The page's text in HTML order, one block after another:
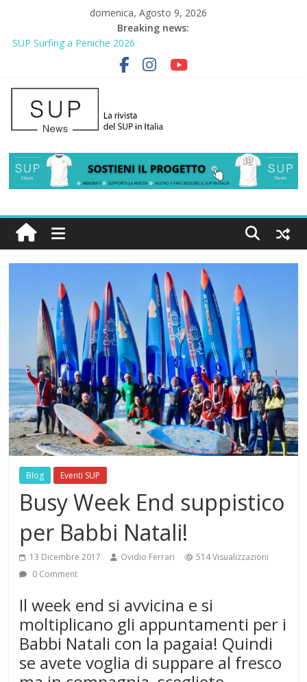
domenica, Agosto 9, 2026
Breaking news:
2° Urban Sup Trophy: la regata solidale per lo IOR
SUP Surfing a Peniche 2026
AirSUP a Gallico: prima storica gara per Reggio Calabria
Gallico Paddle Fest 2026: sul lungomare di Gallico torna la festa
del SUP
Porto Selvaggio, a lezione di soccorso con la giornata della
prevenzione
Blog Eventi SUP
Busy Week End suppistico
per Babbi Natali!
13 Dicembre 2017 Ovidio Ferrari
514 Visualizzazioni
0 Comment
Il week end si avvicina e si
moltiplicano gli appuntamenti per i
Babbi Natali con la pagaia! Quindi
se avete voglia di suppare al fresco